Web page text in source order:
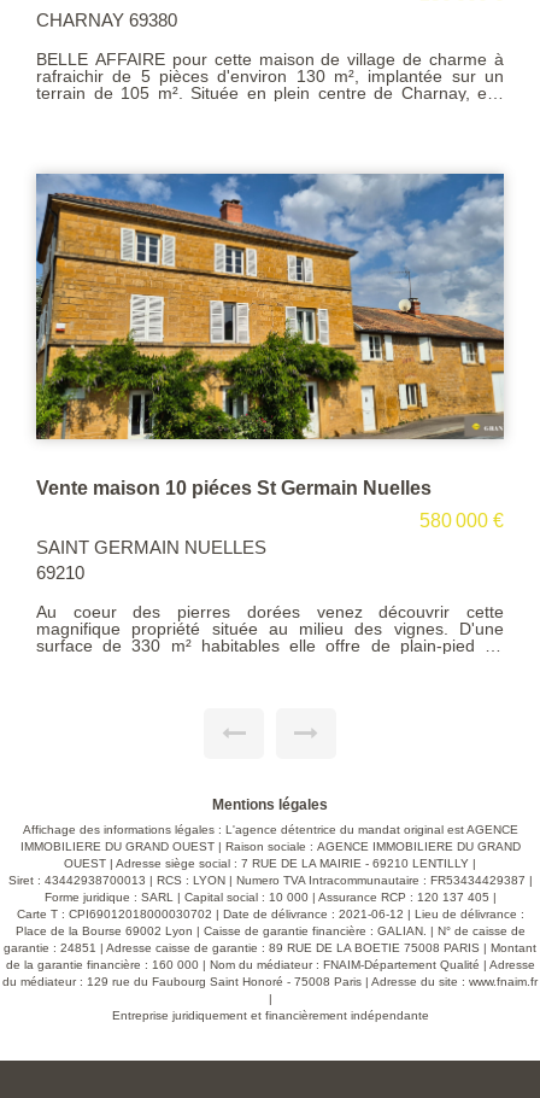
CHARNAY 69380
BELLE AFFAIRE pour cette maison de village de charme à
rafraichir de 5 pièces d'environ 130 m², implantée sur un
terrain de 105 m². Située en plein centre de Charnay, elle
une remise complètent ce bien, idéalement situé le centre
proche des commodités. Des aides sont allouées pour le
changement de chauffage afin d'améliorer la note du DPE.
Clefs à l'agence : Votre contact pour une visite rapide
:Vincent Swierc 0660927788 agent commercial (Siret :
42360059200038 RCS Villefranche sur Saône )
Vente maison 10 piéces St Germain Nuelles
580 000 €
SAINT GERMAIN NUELLES
69210
Au coeur des pierres dorées venez découvrir cette
magnifique propriété située au milieu des vignes. D'une
surface de 330 m² habitables elle offre de plain-pied de
aménageable. Une installation récente de pompes à chaleur
rare. A voir absolument. Exclusivité. Honoraires charges
vendeurs. Agent immobilier : Didier Journoud.
Mentions légales
Affichage des informations légales : L'agence détentrice du mandat original est AGENCE
IMMOBILIERE DU GRAND OUEST | Raison sociale : AGENCE IMMOBILIERE DU GRAND
OUEST | Adresse siège social : 7 RUE DE LA MAIRIE - 69210 LENTILLY |
Siret : 43442938700013 | RCS : LYON | Numero TVA Intracommunautaire : FR53434429387 |
Forme juridique : SARL | Capital social : 10 000 | Assurance RCP : 120 137 405 |
Carte T : CPI69012018000030702 | Date de délivrance : 2021-06-12 | Lieu de délivrance :
Place de la Bourse 69002 Lyon | Caisse de garantie financière : GALIAN. | N° de caisse de
garantie : 24851 | Adresse caisse de garantie : 89 RUE DE LA BOETIE 75008 PARIS | Montant
de la garantie financière : 160 000 | Nom du médiateur : FNAIM-Département Qualité | Adresse
du médiateur : 129 rue du Faubourg Saint Honoré - 75008 Paris | Adresse du site : www.fnaim.fr
Entreprise juridiquement et financièrement indépendante